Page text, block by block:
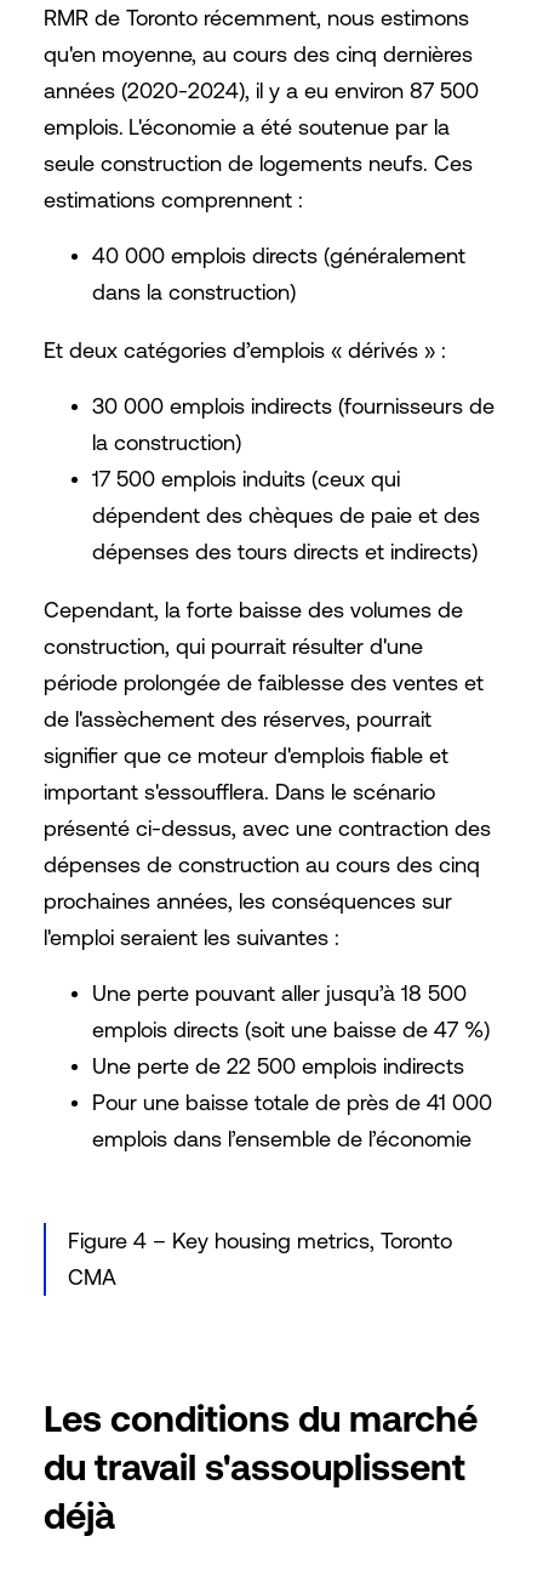
RMR de Toronto récemment, nous estimons
qu'en moyenne, au cours des cinq dernières
années (2020-2024), il y a eu environ 87 500
emplois. L'économie a été soutenue par la
seule construction de logements neufs. Ces
estimations comprennent :
40 000 emplois directs (généralement
dans la construction)
Et deux catégories d’emplois « dérivés » :
30 000 emplois indirects (fournisseurs de
la construction)
17 500 emplois induits (ceux qui
dépendent des chèques de paie et des
dépenses des tours directs et indirects)
Cependant, la forte baisse des volumes de
construction, qui pourrait résulter d'une
période prolongée de faiblesse des ventes et
de l'assèchement des réserves, pourrait
signifier que ce moteur d'emplois fiable et
important s'essoufflera. Dans le scénario
présenté ci-dessus, avec une contraction des
dépenses de construction au cours des cinq
prochaines années, les conséquences sur
l'emploi seraient les suivantes :
Une perte pouvant aller jusqu’à 18 500
emplois directs (soit une baisse de 47 %)
Une perte de 22 500 emplois indirects
Pour une baisse totale de près de 41 000
emplois dans l’ensemble de l’économie
Figure 4 – Key housing metrics, Toronto
CMA
Les conditions du marché
du travail s'assouplissent
déjà